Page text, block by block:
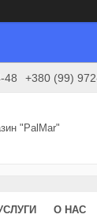
48 +380 (99)
"PalMar"
О НАС